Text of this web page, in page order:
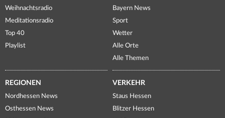
Weihnachtsradio
Meditationsradio
Top 40
Playlist
Bayern News
Sport
Wetter
Alle Orte
Alle Themen
REGIONEN
Nordhessen News
Osthessen News
VERKEHR
Staus Hessen
Blitzer Hessen